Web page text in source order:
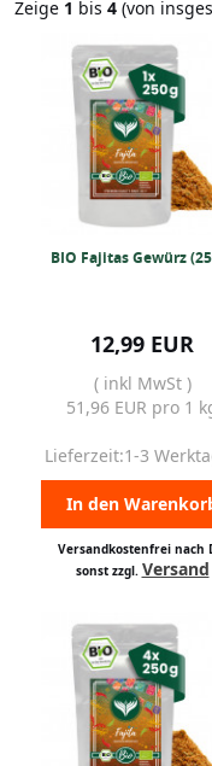
Zeige 1 bis 4 (von
BIO Fajitas Gewürz
12,99 EUR
( inkl MwSt )
51,96 EUR pro 1
Lieferzeit:1-3
In den
Versandkostenfrei nach
sonst zzgl. Versand